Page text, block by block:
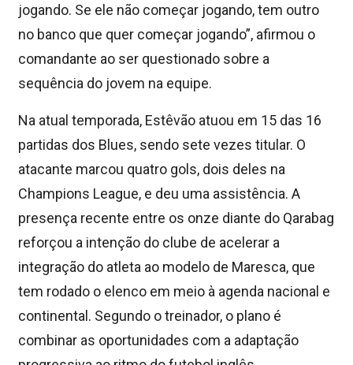
jogando. Se ele não começar jogando, tem outro
no banco que quer começar jogando”, afirmou o
comandante ao ser questionado sobre a
sequência do jovem na equipe.
Na atual temporada, Estêvão atuou em 15 das 16
partidas dos Blues, sendo sete vezes titular. O
atacante marcou quatro gols, dois deles na
Champions League, e deu uma assistência. A
presença recente entre os onze diante do Qarabag
reforçou a intenção do clube de acelerar a
integração do atleta ao modelo de Maresca, que
tem rodado o elenco em meio à agenda nacional e
continental. Segundo o treinador, o plano é
combinar as oportunidades com a adaptação